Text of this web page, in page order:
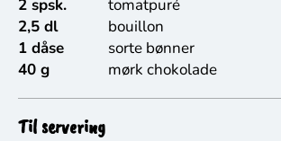
2 spsk.
tomatpuré
2,5 dl
bouillon
1 dåse
sorte bønner
40 g
mørk chokolade
Til servering